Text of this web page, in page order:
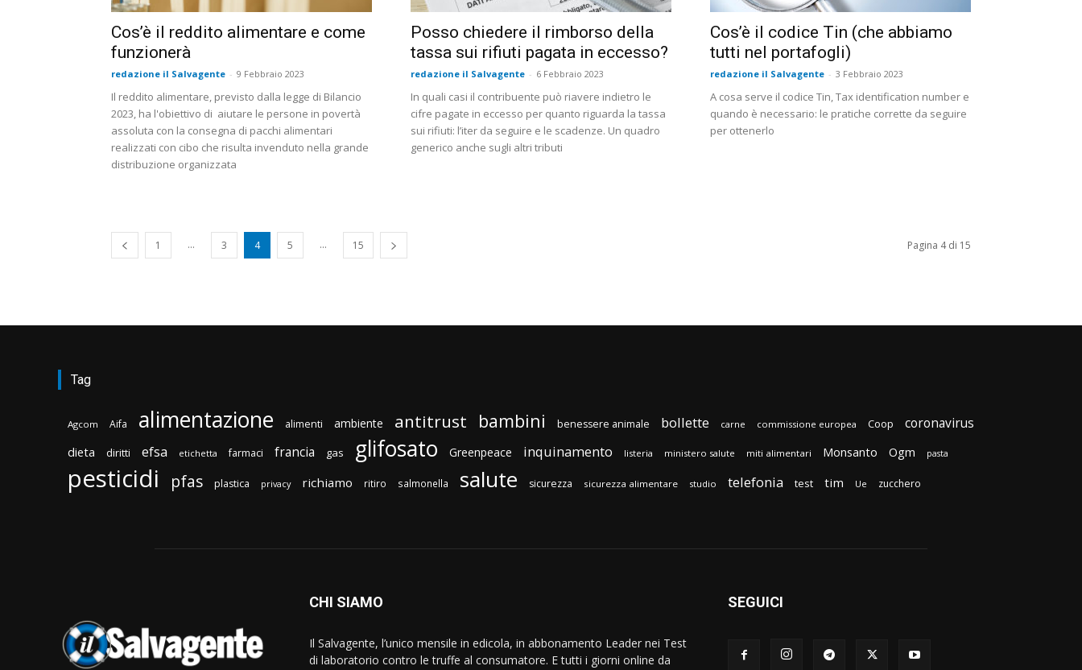
Cos’è il reddito alimentare e come
funzionerà
redazione il Salvagente - 9 Febbraio 2023
Il reddito alimentare, previsto dalla legge di Bilancio
2023, ha l'obiettivo di aiutare le persone in povertà
assoluta con la consegna di pacchi alimentari
realizzati con cibo che risulta invenduto nella grande
distribuzione organizzata
Posso chiedere il rimborso della
tassa sui rifiuti pagata in eccesso?
redazione il Salvagente - 6 Febbraio 2023
In quali casi il contribuente può riavere indietro le
cifre pagate in eccesso per quanto riguarda la tassa
sui rifiuti: l’iter da seguire e le scadenze. Un quadro
generico anche sugli altri tributi
Cos’è il codice Tin (che abbiamo
tutti nel portafogli)
redazione il Salvagente - 3 Febbraio 2023
A cosa serve il codice Tin, Tax identification number e
quando è necessario: le pratiche corrette da seguire
per ottenerlo
1 ... 3 4 5 ... 15 Pagina 4 di 15
Tag
Agcom Aifa alimentazione alimenti ambiente antitrust bambini benessere animale bollette carne commissione europea Coop coronavirus
dieta diritti efsa etichetta farmaci francia gas glifosato Greenpeace inquinamento listeria ministero salute miti alimentari Monsanto Ogm pasta
pesticidi pfas plastica privacy richiamo ritiro salmonella salute sicurezza sicurezza alimentare studio telefonia test tim Ue zucchero
CHI SIAMO
Il Salvagente, l’unico mensile in edicola, in abbonamento Leader nei Test
di laboratorio contro le truffe al consumatore. E tutti i giorni online da
SEGUICI